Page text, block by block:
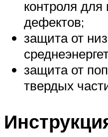
контроля
дефектов;
защита от
защита от
твердых